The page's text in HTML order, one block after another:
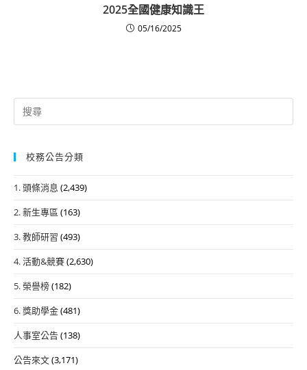
2025全國健康知識王
05/16/2025
Search
for:
校務公告分類
1. 頭條消息 (2,439)
2. 新生專區 (163)
3. 教師研習 (493)
4. 活動&競賽(2,630)
5. 榮譽榜(182)
6. 獎助學金(481)
人事室公告(138)
公告來文(3,171)